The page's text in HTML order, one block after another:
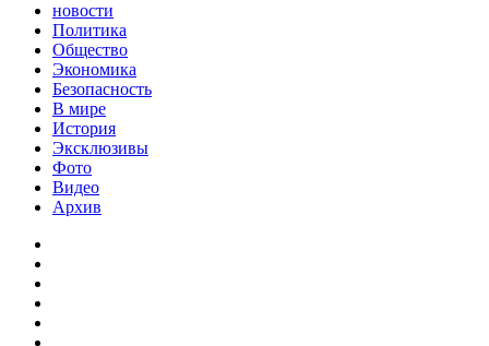
новости
Политика
Общество
Экономика
Безопасность
В мире
История
Эксклюзивы
Фото
Видео
Архив